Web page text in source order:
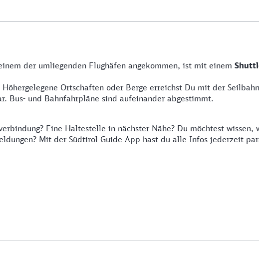
der umliegenden Flughäfen angekommen, ist mit einem
Höhergelegene Ortschaften oder Berge erreichst Du mit der
Bus- und Bahnfahrpläne sind aufeinander abgestimmt.
Eine Haltestelle in nächster Nähe? Du möchtest
Mit der Südtirol Guide App hast du alle Infos jederzeit